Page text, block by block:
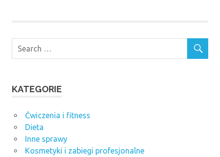
KATEGORIE
Ćwiczenia i fitness
Dieta
Inne sprawy
Kosmetyki i zabiegi profesjonalne